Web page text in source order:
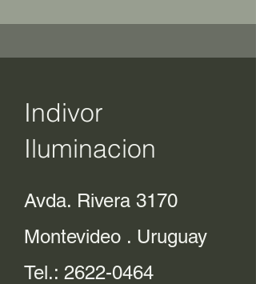
Indivor
Iluminacion
Avda. Rivera 3170
Montevideo . Uruguay
Tel.: 2622-0464